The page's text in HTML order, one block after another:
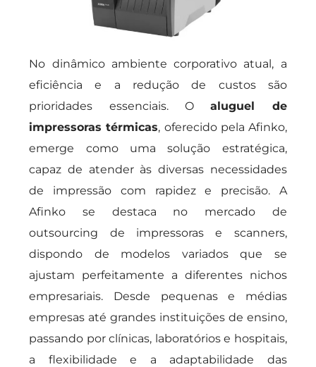
No dinâmico ambiente corporativo atual, a
eficiência e a redução de custos são
prioridades essenciais. Oaluguel de
impressoras térmicas, oferecido pela Afinko,
emerge como uma solução estratégica,
capaz de atender às diversas necessidades
de impressão com rapidez e precisão. A
Afinko se destaca no mercado de
outsourcing de impressoras e scanners,
dispondo de modelos variados que se
ajustam perfeitamente a diferentes nichos
empresariais. Desde pequenas e médias
empresas até grandes instituições de ensino,
passando por clínicas, laboratórios e hospitais,
a flexibilidade e a adaptabilidade das